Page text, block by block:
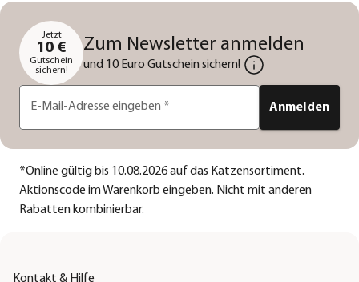
Jetzt
10 €
Gutschein
sichern!
Zum Newsletter anmelden
und 10 Euro Gutschein sichern!
E-Mail-Adresse eingeben * Anmelden
*Online gültig bis 10.08.2026 auf das Katzensortiment.
Aktionscode im Warenkorb eingeben. Nicht mit anderen
Rabatten kombinierbar.
Kontakt & Hilfe